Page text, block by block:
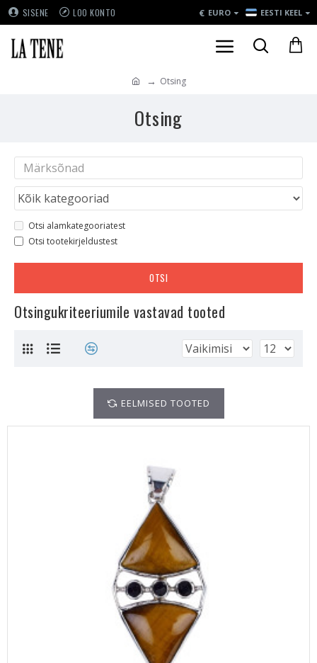
SISENE LOO KONTO € EURO EESTI KEEL
Otsing
Otsing
Otsi alamkategooriatest
Otsi tootekirjeldustest
OTSI
Otsingukriteeriumile vastavad tooted
EELMISED TOOTED